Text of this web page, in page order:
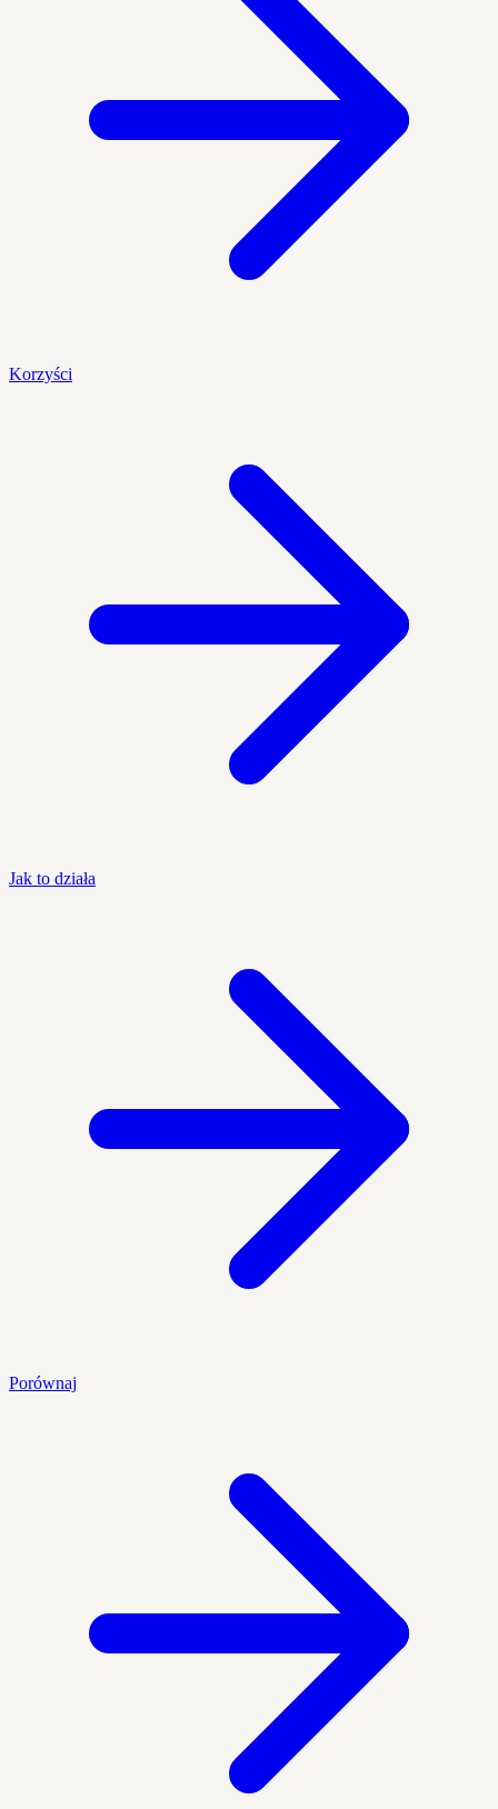
Korzyści
Jak to działa
Porównaj